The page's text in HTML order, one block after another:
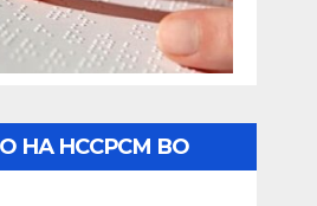
НА НССРСМ ВО